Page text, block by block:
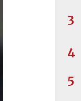
3
4
5